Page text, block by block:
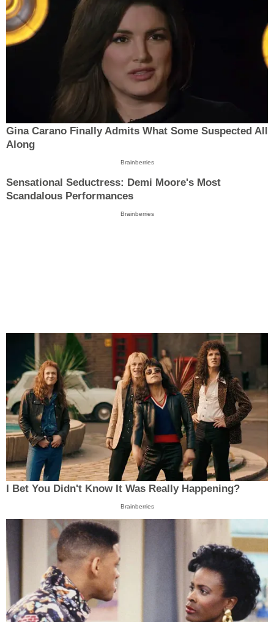
Gina Carano Finally Admits What Some Suspected All
Along
Brainberries
Sensational Seductress: Demi Moore's Most
Scandalous Performances
Brainberries
I Bet You Didn't Know It Was Really Happening?
Brainberries